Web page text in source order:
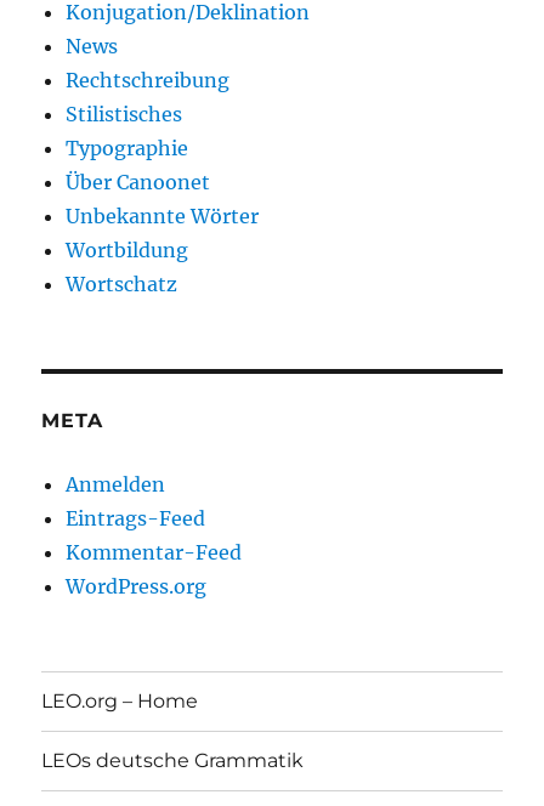
Konjugation/Deklination
News
Rechtschreibung
Stilistisches
Typographie
Über Canoonet
Unbekannte Wörter
Wortbildung
Wortschatz
META
Anmelden
Eintrags-Feed
Kommentar-Feed
WordPress.org
LEO.org – Home
LEOs deutsche Grammatik